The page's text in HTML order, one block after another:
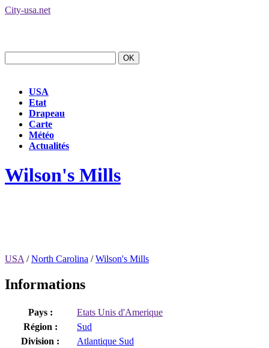
City-usa.net
USA
Etat
Drapeau
Carte
Météo
Actualités
Wilson's Mills
USA /North Carolina /Wilson's Mills
Informations
Pays :
Etats Unis d'Amerique
Région :
Sud
Division :
Atlantique Sud